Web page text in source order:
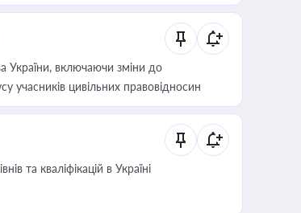
України, включаючи зміни до
учасників цивільних правовідносин
та кваліфікацій в Україні